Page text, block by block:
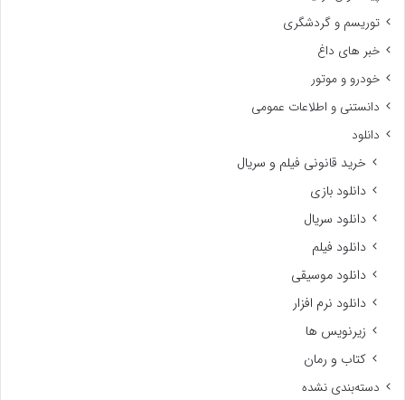
توریسم و گردشگری
خبر های داغ
خودرو و موتور
دانستنی و اطلاعات عمومی
دانلود
خرید قانونی فیلم و سریال
دانلود بازی
دانلود سریال
دانلود فیلم
دانلود موسیقی
دانلود نرم افزار
زیرنویس ها
کتاب و رمان
دسته‌بندی نشده